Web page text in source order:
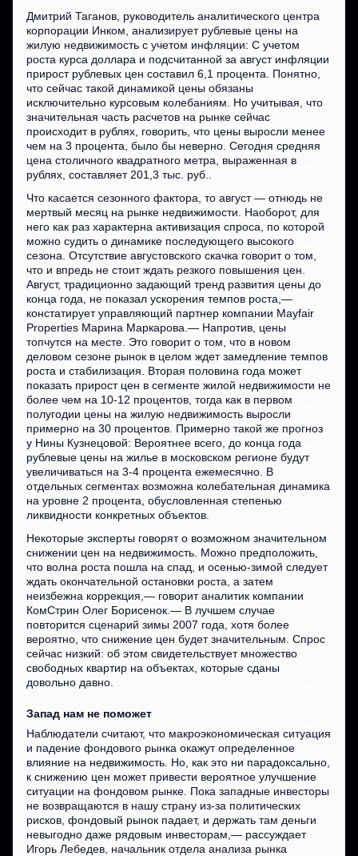
Дмитрий Таганов, руководитель аналитического центра
корпорации Инком, анализирует рублевые цены на
жилую недвижимость с учетом инфляции: С учетом
роста курса доллара и подсчитанной за август инфляции
прирост рублевых цен составил 6,1 процента. Понятно,
что сейчас такой динамикой цены обязаны
исключительно курсовым колебаниям. Но учитывая, что
значительная часть расчетов на рынке сейчас
происходит в рублях, говорить, что цены выросли менее
чем на 3 процента, было бы неверно. Сегодня средняя
цена столичного квадратного метра, выраженная в
рублях, составляет 201,3 тыс. руб..
Что касается сезонного фактора, то август — отнюдь не
мертвый месяц на рынке недвижимости. Наоборот, для
него как раз характерна активизация спроса, по которой
можно судить о динамике последующего высокого
сезона. Отсутствие августовского скачка говорит о том,
что и впредь не стоит ждать резкого повышения цен.
Август, традиционно задающий тренд развития цены до
конца года, не показал ускорения темпов роста,—
констатирует управляющий партнер компании Mayfair
Properties Марина Маркарова.— Напротив, цены
топчутся на месте. Это говорит о том, что в новом
деловом сезоне рынок в целом ждет замедление темпов
роста и стабилизация. Вторая половина года может
показать прирост цен в сегменте жилой недвижимости не
более чем на 10-12 процентов, тогда как в первом
полугодии цены на жилую недвижимость выросли
примерно на 30 процентов. Примерно такой же прогноз
у Нины Кузнецовой: Вероятнее всего, до конца года
рублевые цены на жилье в московском регионе будут
увеличиваться на 3-4 процента ежемесячно. В
отдельных сегментах возможна колебательная динамика
на уровне 2 процента, обусловленная степенью
ликвидности конкретных объектов.
Некоторые эксперты говорят о возможном значительном
снижении цен на недвижимость. Можно предположить,
что волна роста пошла на спад, и осенью-зимой следует
ждать окончательной остановки роста, а затем
неизбежна коррекция,— говорит аналитик компании
КомСтрин Олег Борисенок.— В лучшем случае
повторится сценарий зимы 2007 года, хотя более
вероятно, что снижение цен будет значительным. Спрос
сейчас низкий: об этом свидетельствует множество
свободных квартир на объектах, которые сданы
довольно давно.
Запад нам не поможет
Наблюдатели считают, что макроэкономическая ситуация
и падение фондового рынка окажут определенное
влияние на недвижимость. Но, как это ни парадоксально,
к снижению цен может привести вероятное улучшение
ситуации на фондовом рынке. Пока западные инвесторы
не возвращаются в нашу страну из-за политических
рисков, фондовый рынок падает, и держать там деньги
невыгодно даже рядовым инвесторам,— рассуждает
Игорь Лебедев, начальник отдела анализа рынка